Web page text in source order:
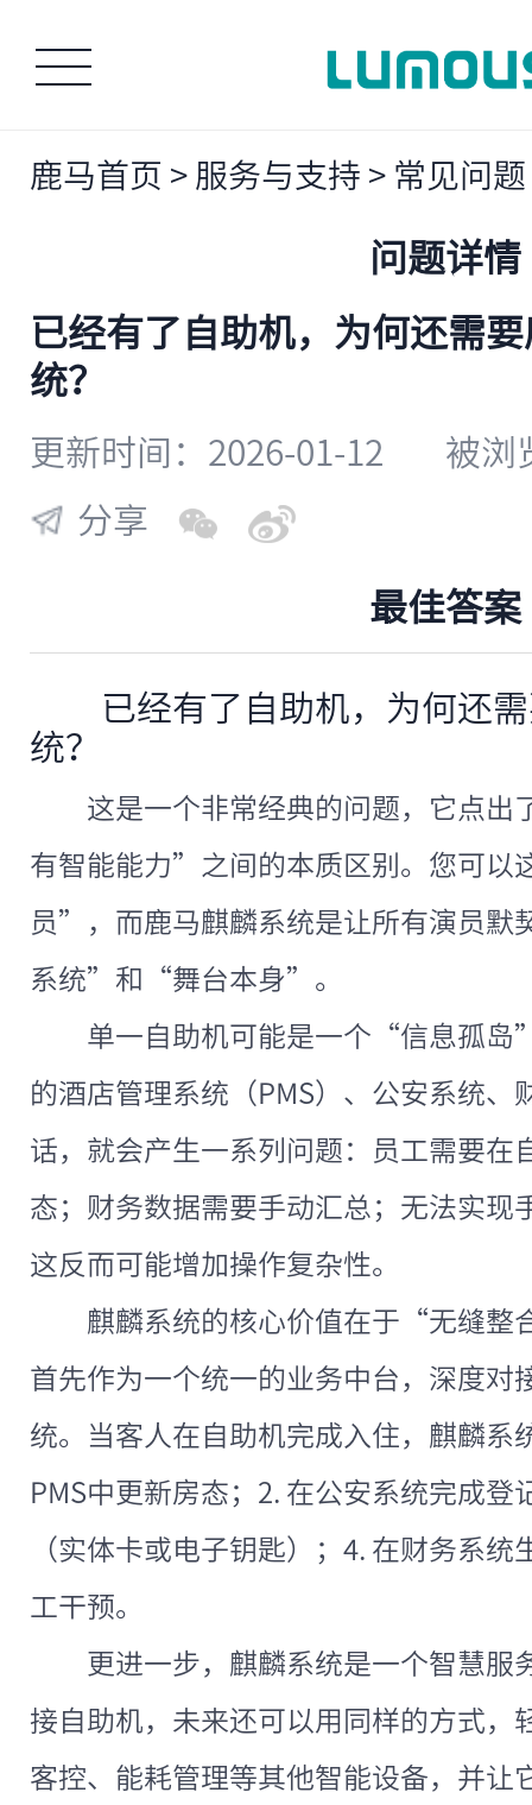
鹿马首页 > 服务与支持 > 常见问题
问题详情
已经有了自助机，为何还需
统？
更新时间：2026-01-12
被浏
分享
最佳答案
已经有了自助机，为何还
统？
这是一个非常经典的问题，它点
有智能能力”之间的本质区别。您可以
员”，而鹿马麒麟系统是让所有演员默
系统”和“舞台本身”。
单一自助机可能是一个“信息孤岛
的酒店管理系统（PMS）、公安系统、
话，就会产生一系列问题：员工需要在
态；财务数据需要手动汇总；无法实现
这反而可能增加操作复杂性。
麒麟系统的核心价值在于“无缝
首先作为一个统一的业务中台，深度对
统。当客人在自助机完成入住，麒麟系
PMS中更新房态；2. 在公安系统完成登
（实体卡或电子钥匙）；4. 在财务系
工干预。
更进一步，麒麟系统是一个智慧服
接自助机，未来还可以用同样的方式，
客控、能耗管理等其他智能设备，并让